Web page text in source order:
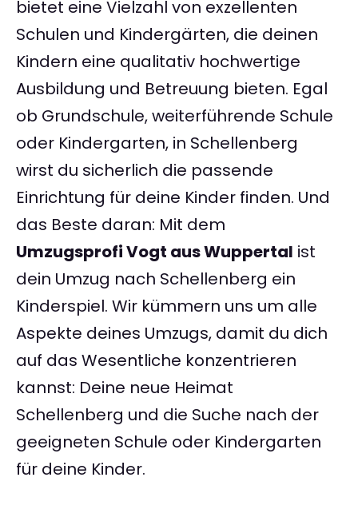
bietet eine Vielzahl von exzellenten
Schulen und Kindergärten, die deinen
Kindern eine qualitativ hochwertige
Ausbildung und Betreuung bieten. Egal
ob Grundschule, weiterführende Schule
oder Kindergarten, in Schellenberg
wirst du sicherlich die passende
Einrichtung für deine Kinder finden. Und
das Beste daran: Mit dem
Umzugsprofi Vogt aus Wuppertal ist
dein Umzug nach Schellenberg ein
Kinderspiel. Wir kümmern uns um alle
Aspekte deines Umzugs, damit du dich
auf das Wesentliche konzentrieren
kannst: Deine neue Heimat
Schellenberg und die Suche nach der
geeigneten Schule oder Kindergarten
für deine Kinder.